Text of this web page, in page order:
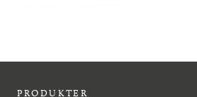
PRODUKTER